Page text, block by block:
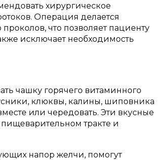
хирургическое
Операция делается
что позволяет пациенту
исключает необходимость
чашку горячего витаминного
клюквы, калины, шиповника
или чередовать. Эти вкусные
тракте и
напор желчи, помогут